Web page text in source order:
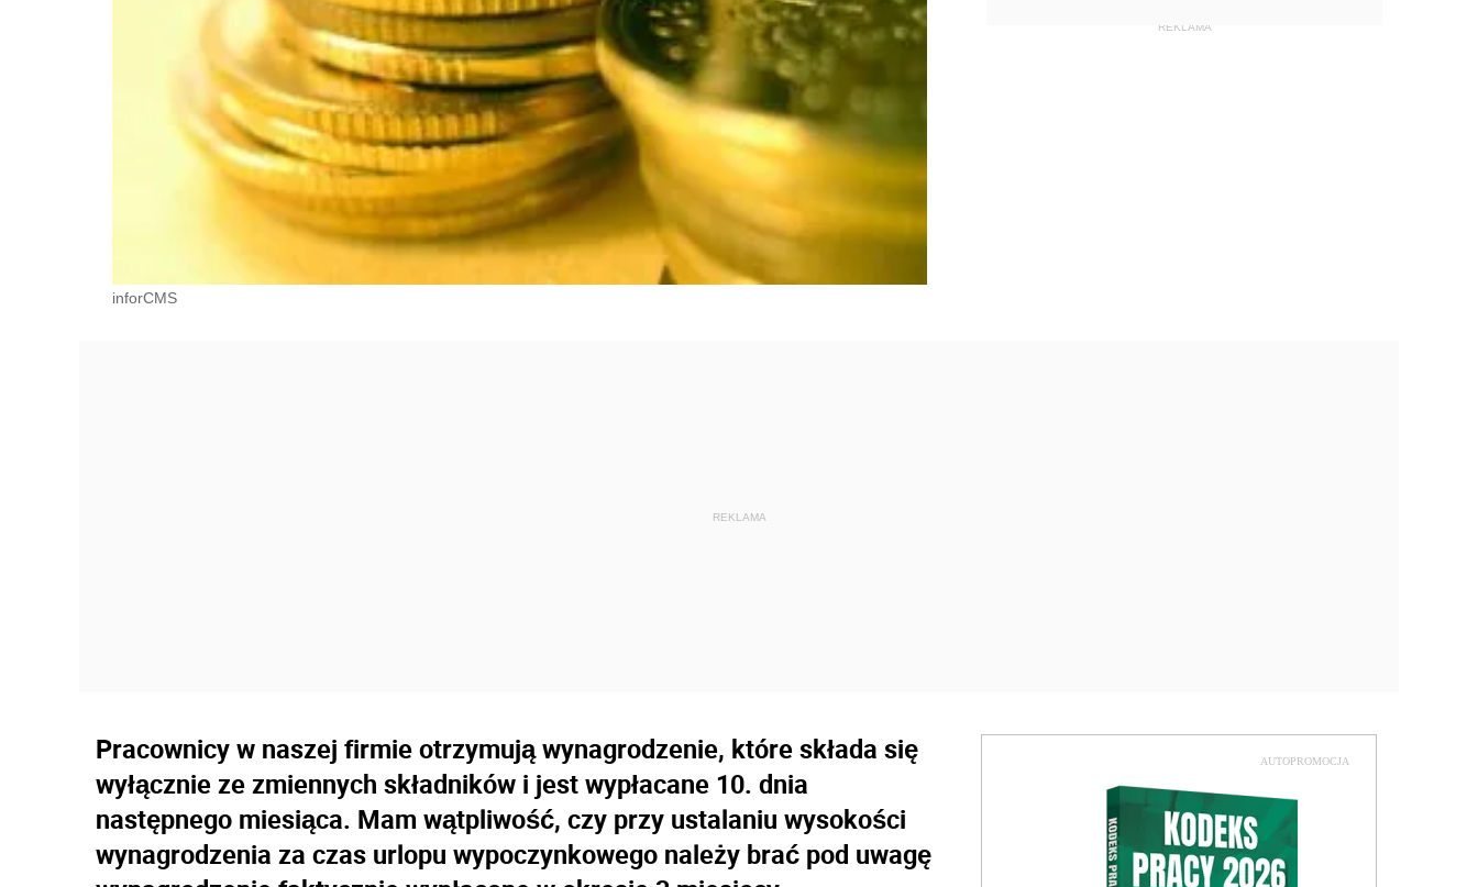
inforCMS
Pracownicy w naszej firmie otrzymują wynagrodzenie, które składa się
wyłącznie ze zmiennych składników i jest wypłacane 10. dnia
następnego miesiąca. Mam wątpliwość, czy przy ustalaniu wysokości
wynagrodzenia za czas urlopu wypoczynkowego należy brać pod uwagę
AUTOPROMOCJA